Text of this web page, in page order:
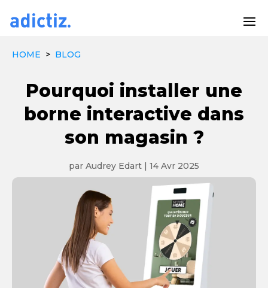
HOME > BLOG
Pourquoi installer une
borne interactive dans
son magasin ?
par Audrey Edart | 14 Avr 2025